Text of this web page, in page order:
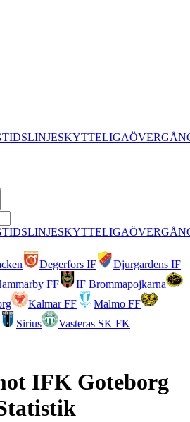
TIDSLINJESKYTTELIGA
TIDSLINJESKYTTELIGA
Degerfors IF
Djurgardens IF
FF
IF Brommapojkarna
Kalmar FF
Malmo FF
Sirius
Vasteras SK FK
IFK Goteborg